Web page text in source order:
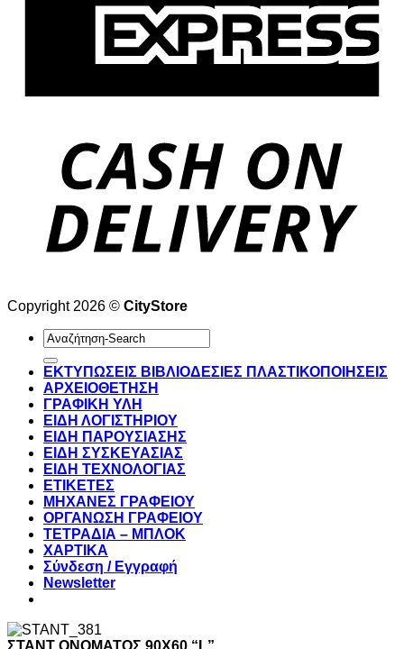
Copyright 2026 © CityStore
Αναζήτηση
για:
ΕΚΤΥΠΩΣΕΙΣ ΒΙΒΛΙΟΔΕΣΙΕΣ ΠΛΑΣΤΙΚΟΠΟΙΗΣΕΙΣ
ΑΡΧΕΙΟΘΕΤΗΣΗ
ΓΡΑΦΙΚΗ ΥΛΗ
ΕΙΔΗ ΛΟΓΙΣΤΗΡΙΟΥ
ΕΙΔΗ ΠΑΡΟΥΣΙΑΣΗΣ
ΕΙΔΗ ΣΥΣΚΕΥΑΣΙΑΣ
ΕΙΔΗ ΤΕΧΝΟΛΟΓΙΑΣ
ΕΤΙΚΕΤΕΣ
ΜΗΧΑΝΕΣ ΓΡΑΦΕΙΟΥ
ΟΡΓΑΝΩΣΗ ΓΡΑΦΕΙΟΥ
ΤΕΤΡΑΔΙΑ – ΜΠΛΟΚ
ΧΑΡΤΙΚΑ
Σύνδεση / Εγγραφή
Newsletter